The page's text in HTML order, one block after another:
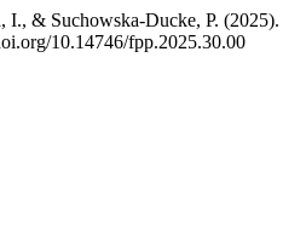
I., & Suchowska-Ducke, P.
10.14746/fpp.2025.30.00